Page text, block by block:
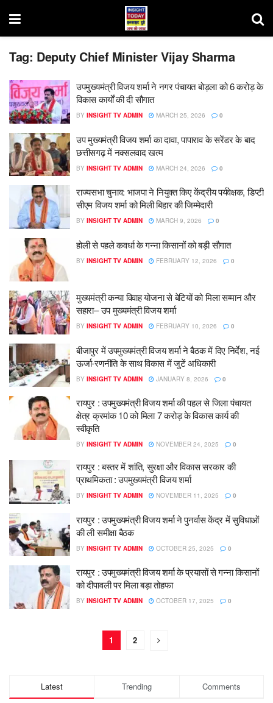
Tag: Deputy Chief Minister Vijay Sharma
उपमुख्यमंत्री विजय शर्मा ने नगर पंचायत बोड़ला को 6 करोड़ के
विकास कार्यों की दी सौगात
BY INSIGHT TV ADMIN MARCH 25, 2026 0
उप मुख्यमंत्री विजय शर्मा का दावा, पापाराव के सरेंडर के बाद
छत्तीसगढ़ में नक्सलवाद खत्म
BY INSIGHT TV ADMIN MARCH 24, 2026 0
राज्यसभा चुनाव: भाजपा ने नियुक्त किए केंद्रीय पर्यवेक्षक, डिप्टी
सीएम विजय शर्मा को मिली बिहार की जिम्मेदारी
BY INSIGHT TV ADMIN MARCH 9, 2026 0
होली से पहले कवर्धा के गन्ना किसानों को बड़ी सौगात
BY INSIGHT TV ADMIN FEBRUARY 12, 2026 0
मुख्यमंत्री कन्या विवाह योजना से बेटियों को मिला सम्मान और
सहारा– उप मुख्यमंत्री विजय शर्मा
BY INSIGHT TV ADMIN FEBRUARY 10, 2026 0
बीजापुर में उपमुख्यमंत्री विजय शर्मा ने बैठक में दिए निर्देश, नई
ऊर्जा-रणनीति के साथ विकास में जुटें अधिकारी
BY INSIGHT TV ADMIN JANUARY 8, 2026 0
रायपुर : उपमुख्यमंत्री विजय शर्मा की पहल से जिला पंचायत
क्षेत्र क्रमांक 10 को मिला 7 करोड़ के विकास कार्य की
स्वीकृति
BY INSIGHT TV ADMIN NOVEMBER 24, 2025 0
रायपुर : बस्तर में शांति, सुरक्षा और विकास सरकार की
प्राथमिकता : उपमुख्यमंत्री विजय शर्मा
BY INSIGHT TV ADMIN NOVEMBER 11, 2025 0
रायपुर : उपमुख्यमंत्री विजय शर्मा ने पुनर्वास केंद्र में सुविधाओं
की ली समीक्षा बैठक
BY INSIGHT TV ADMIN OCTOBER 25, 2025 0
रायपुर : उपमुख्यमंत्री विजय शर्मा के प्रयासों से गन्ना किसानों
को दीपावली पर मिला बड़ा तोहफा
BY INSIGHT TV ADMIN OCTOBER 17, 2025 0
1 2
Latest Trending Comments